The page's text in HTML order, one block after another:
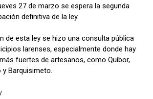
27 de marzo se espera la segunda
definitiva de la ley.
de esta ley se hizo una consulta pública
larenses, especialmente donde hay
fuertes de artesanos, como Quíbor,
y Barquisimeto.